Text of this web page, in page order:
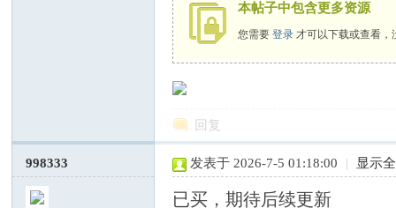
本帖子中包含更多资源
您需要登录 才可以下载或查看
回复
998333 发表于 2026-7-5 01:18:00 | 显示
已买，期待后续更新